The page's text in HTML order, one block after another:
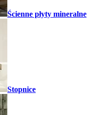
Ścienne płyty mineralne
Stopnice